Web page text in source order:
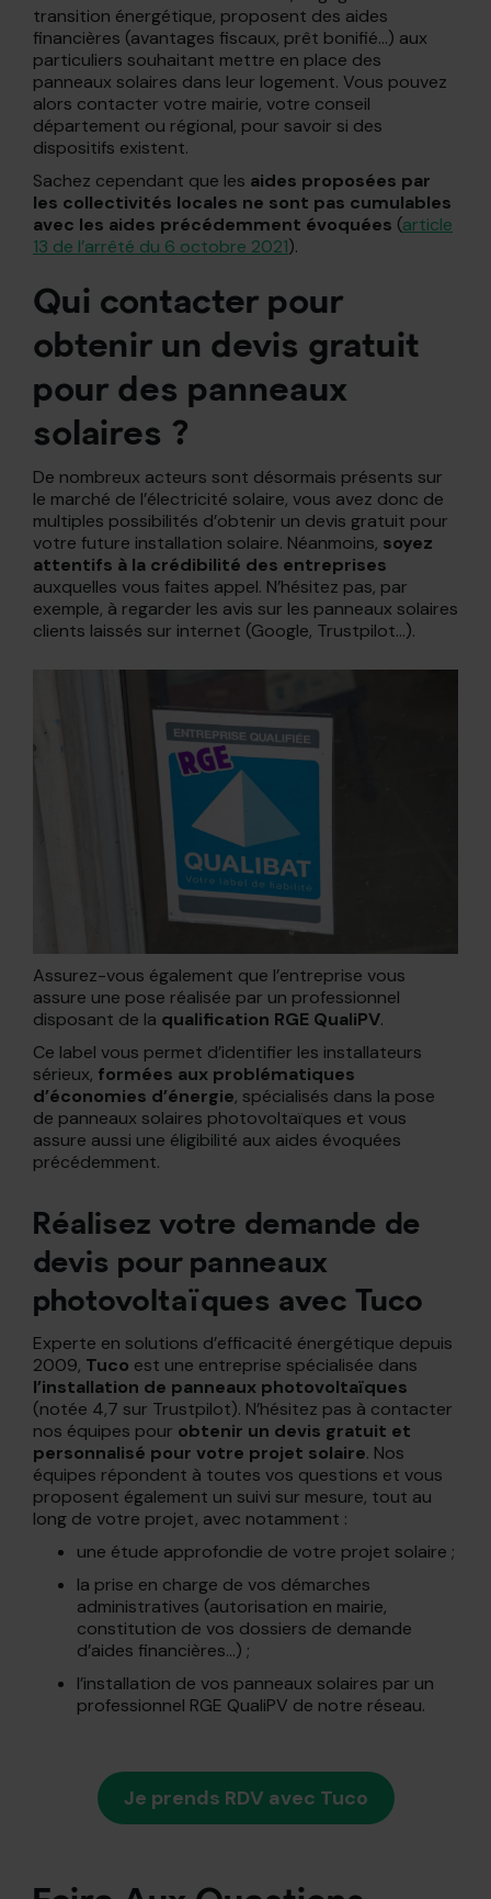
transition énergétique, proposent des aides
financières (avantages fiscaux, prêt bonifié…) aux
particuliers souhaitant mettre en place des
panneaux solaires dans leur logement. Vous pouvez
alors contacter votre mairie, votre conseil
département ou régional, pour savoir si des
dispositifs existent.
Sachez cependant que les aides proposées par
les collectivités locales ne sont pas cumulables
avec les aides précédemment évoquées (article
13 de l’arrêté du 6 octobre 2021).
Qui contacter pour
obtenir un devis gratuit
pour des panneaux
solaires ?
De nombreux acteurs sont désormais présents sur
le marché de l’électricité solaire, vous avez donc de
multiples possibilités d’obtenir un devis gratuit pour
votre future installation solaire. Néanmoins, soyez
attentifs à la crédibilité des entreprises
auxquelles vous faites appel. N’hésitez pas, par
exemple, à regarder les avis sur les panneaux solaires
clients laissés sur internet (Google, Trustpilot…).
Assurez-vous également que l’entreprise vous
assure une pose réalisée par un professionnel
disposant de la qualification RGE QualiPV.
Ce label vous permet d’identifier les installateurs
sérieux, formées aux problématiques
d’économies d’énergie, spécialisés dans la pose
de panneaux solaires photovoltaïques et vous
assure aussi une éligibilité aux aides évoquées
précédemment.
Réalisez votre demande de
devis pour panneaux
photovoltaïques avec Tuco
Experte en solutions d’efficacité énergétique depuis
2009, Tuco est une entreprise spécialisée dans
l’installation de panneaux photovoltaïques
(notée 4,7 sur Trustpilot). N’hésitez pas à contacter
nos équipes pour obtenir un devis gratuit et
personnalisé pour votre projet solaire. Nos
équipes répondent à toutes vos questions et vous
proposent également un suivi sur mesure, tout au
long de votre projet, avec notamment :
une étude approfondie de votre projet solaire ;
la prise en charge de vos démarches
administratives (autorisation en mairie,
constitution de vos dossiers de demande
d’aides financières…) ;
l’installation de vos panneaux solaires par un
professionnel RGE QualiPV de notre réseau.
Je prends RDV avec Tuco